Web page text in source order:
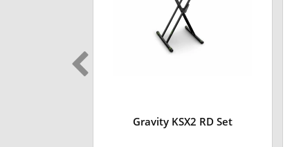
Gravity KSX2 RD Set